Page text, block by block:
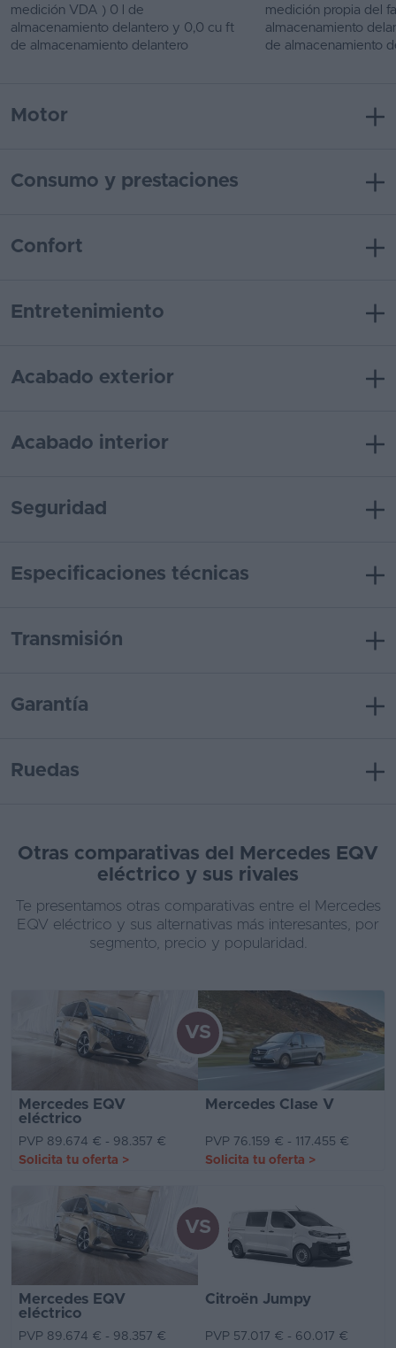
medición VDA ) 0 l de
almacenamiento delantero y 0,0 cu ft
de almacenamiento delantero
medición propia del
almacenamiento
de almacenamiento
Motor
Consumo y prestaciones
Confort
Entretenimiento
Acabado exterior
Acabado interior
Seguridad
Especificaciones técnicas
Transmisión
Garantía
Ruedas
Otras comparativas del Mercedes EQV
eléctrico y sus rivales
Te presentamos otras comparativas entre el Mercedes
EQV eléctrico y sus alternativas más interesantes, por
segmento, precio y popularidad.
Mercedes EQV
eléctrico
Mercedes Clase V
VS
PVP 89.674 € - 98.357 €
PVP 76.159 € - 117.455 €
Solicita tu oferta > Solicita tu oferta >
Mercedes EQV
eléctrico
Citroën Jumpy
VS
PVP 89.674 € - 98.357 €
PVP 57.017 € - 60.017 €